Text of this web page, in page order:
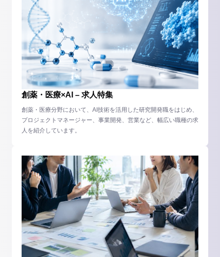
創薬・医療×AI – 求人特集
創薬・医療分野において、AI技術を活用した研究開発職をはじめ、
プロジェクトマネージャー、事業開発、営業など、幅広い職種の求
人を紹介しています。